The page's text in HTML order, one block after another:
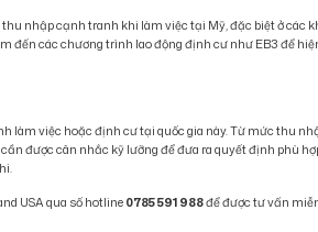
nhập cạnh tranh khi làm việc tại Mỹ, đặc biệt ở các
đến các chương trình lao động định cư như EB3 để
làm việc hoặc định cư tại quốc gia này. Từ mức thu
được cân nhắc kỹ lưỡng để đưa ra quyết định phù
USA qua số hotline 0785 591 988để được tư vấn